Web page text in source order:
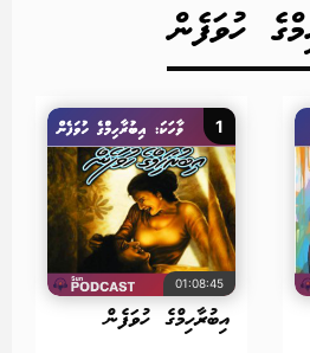
ހުވަފެން
1
01:08:45
އިބުރާހިމްގެ ހުވަފެން